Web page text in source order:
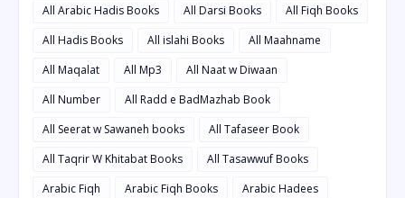
All Arabic Hadis Books
All Darsi Books
All Fiqh Books
All Hadis Books
All islahi Books
All Maahname
All Maqalat
All Mp3
All Naat w Diwaan
All Number
All Radd e BadMazhab Book
All Seerat w Sawaneh books
All Tafaseer Book
All Taqrir W Khitabat Books
All Tasawwuf Books
Arabic Fiqh
Arabic Fiqh Books
Arabic Hadees